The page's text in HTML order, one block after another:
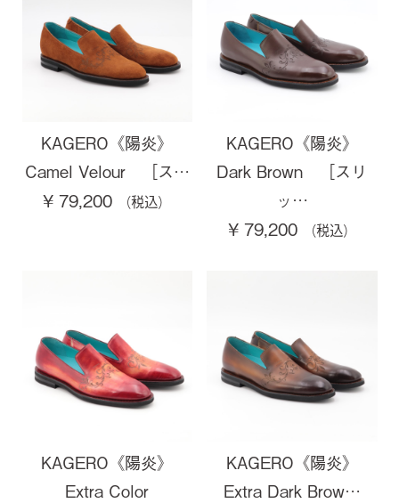
KAGERO《陽炎》
Camel Velour ［ス…
¥ 79,200
KAGERO《陽炎》
Dark Brown ［スリ
ッ…
¥ 79,200
KAGERO《陽炎》
Extra Color
KAGERO《陽炎》
Extra Dark Brow…